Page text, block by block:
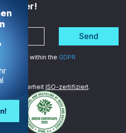
Send
my data within the GDPR
ISO-zertifiziert.